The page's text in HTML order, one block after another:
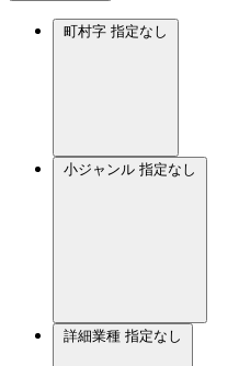
町村字 指定なし
小ジャンル 指定なし
詳細業種 指定なし